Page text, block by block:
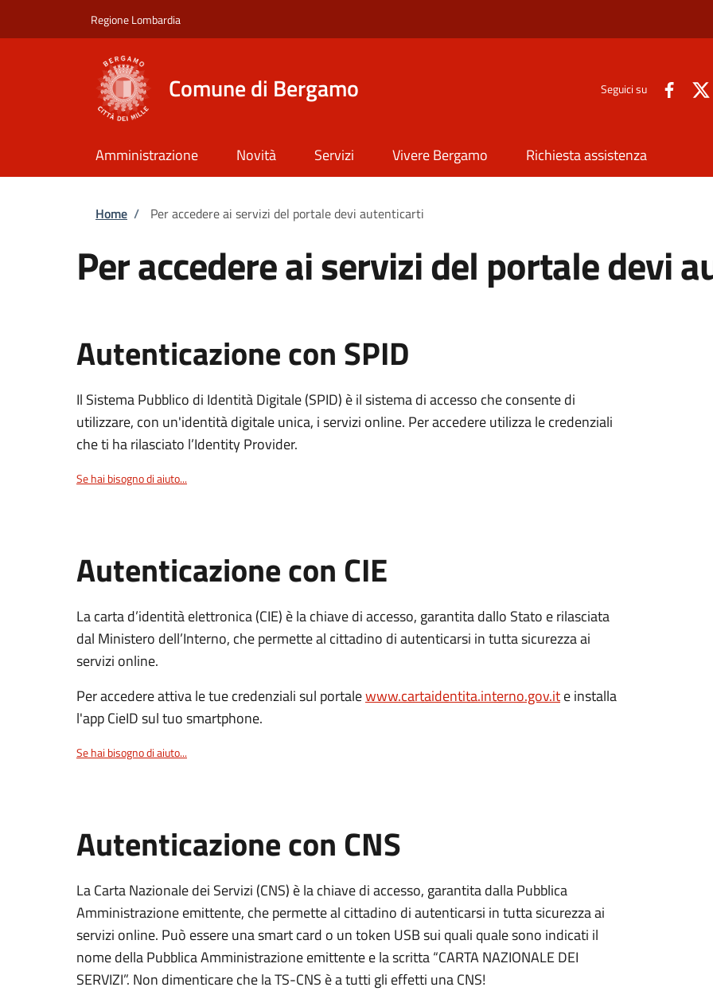
Regione Lombardia
Comune di Bergamo Seguici su
Amministrazione Novità Servizi Vivere Bergamo Richiesta assistenza
Briciole di pane
Home / Per accedere ai servizi del portale devi autenticarti
Per accedere ai servizi del portale devi
Autenticazione con SPID
Il Sistema Pubblico di Identità Digitale (SPID) è il sistema di accesso che consente di
utilizzare, con un'identità digitale unica, i servizi online. Per accedere utilizza le credenziali
che ti ha rilasciato l’Identity Provider.
Se hai bisogno di aiuto...
Autenticazione con CIE
La carta d’identità elettronica (CIE) è la chiave di accesso, garantita dallo Stato e rilasciata
dal Ministero dell’Interno, che permette al cittadino di autenticarsi in tutta sicurezza ai
servizi online.
Per accedere attiva le tue credenziali sul portalewww.cartaidentita.interno.gov.ite installa
l'app CieID sul tuo smartphone.
Se hai bisogno di aiuto...
Autenticazione con CNS
La Carta Nazionale dei Servizi (CNS) è la chiave di accesso, garantita dalla Pubblica
Amministrazione emittente, che permette al cittadino di autenticarsi in tutta sicurezza ai
servizi online. Può essere una smart card o un token USB sui quali quale sono indicati il
nome della Pubblica Amministrazione emittente e la scritta “CARTA NAZIONALE DEI
SERVIZI”. Non dimenticare che la TS-CNS è a tutti gli effetti una CNS!